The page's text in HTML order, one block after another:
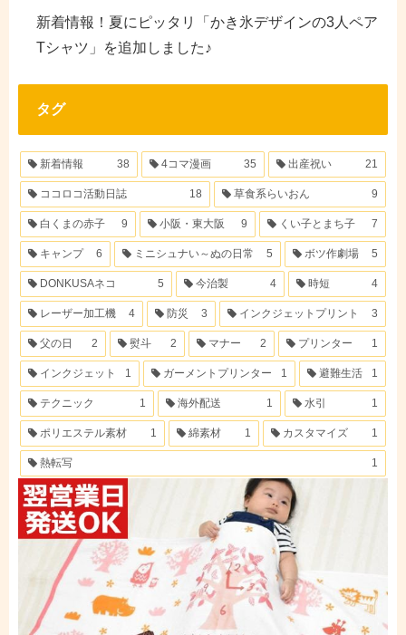
新着情報！夏にピッタリ「かき氷デザインの3人ペア
Tシャツ」を追加しました♪
タグ
新着情報 38 4コマ漫画 35 出産祝い 21
ココロコ活動日誌 18 草食系らいおん 9
白くまの赤子 9 小阪・東大阪 9 くい子とまち子 7
キャンプ 6 ミニシュナい～ぬの日常 5 ボツ作劇場 5
DONKUSAネコ 5 今治製 4 時短 4
レーザー加工機 4 防災 3 インクジェットプリント 3
父の日 2 熨斗 2 マナー 2 プリンター 1
インクジェット 1 ガーメントプリンター 1 避難生活 1
テクニック 1 海外配送 1 水引 1
ポリエステル素材 1 綿素材 1 カスタマイズ 1
熱転写 1